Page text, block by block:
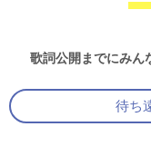
歌詞公開までにみん
待ち